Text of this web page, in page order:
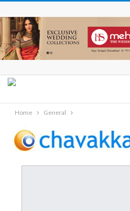
Home General